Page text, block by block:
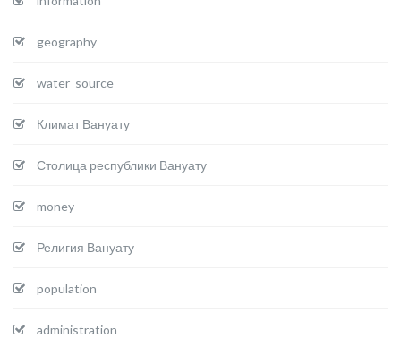
geography
water_source
Климат Вануату
Столица республики Вануату
money
Религия Вануату
population
administration